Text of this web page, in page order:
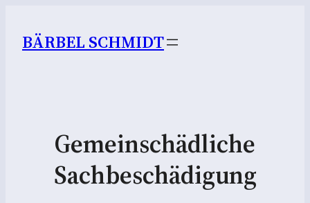
BÄRBEL SCHMIDT
Gemeinschädliche
Sachbeschädigung